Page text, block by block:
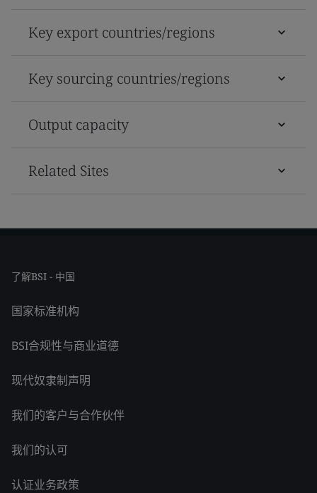
Key export countries/regions
Key sourcing countries/regions
Output capacity
Related Sites
了解BSI - 中国
国家标准机构
BSI合规性与商业道德
现代奴隶制声明
我们的客户与合作伙伴
我们的认可
认证业务政策